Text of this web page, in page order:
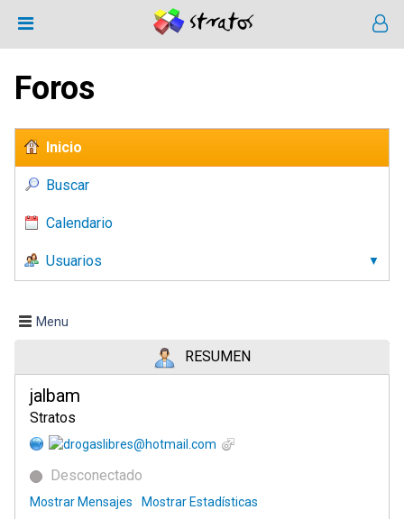
Foros
Inicio
Buscar
Calendario
Usuarios
Menu
RESUMEN
jalbam
Stratos
Desconectado
Mostrar Mensajes
Mostrar Estadísticas